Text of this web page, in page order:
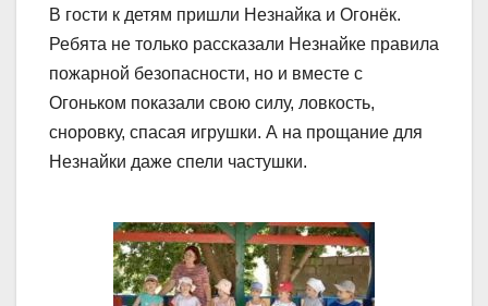
В гости к детям пришли Незнайка и Огонёк.
Ребята не только рассказали Незнайке правила
пожарной безопасности, но и вместе с
Огоньком показали свою силу, ловкость,
сноровку, спасая игрушки. А на прощание для
Незнайки даже спели частушки.